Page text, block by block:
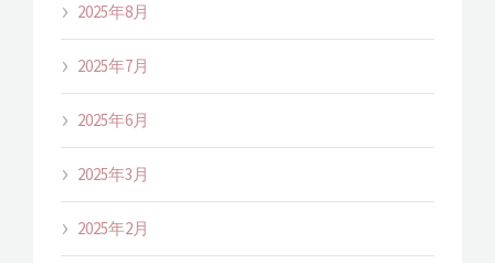
2025年8月
2025年7月
2025年6月
2025年3月
2025年2月